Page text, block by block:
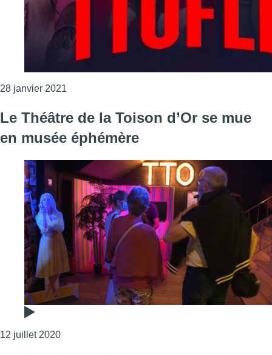
28 janvier 2021
Le Théâtre de la Toison d’Or se mue
en musée éphémère
12 juillet 2020Consulter l'article "Le Théâtre de la Toison d’Or